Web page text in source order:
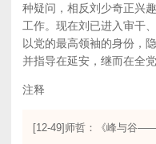
种疑问，相反刘少奇正兴
工作。现在刘已进入审干
以党的最高领袖的身份，
并指导在延安，继而在全
注释
[12-49]师哲：《峰与谷